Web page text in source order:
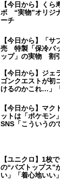
【今日から】く
ボ “実物”オリジ
ーチ
【今日から】「
売 特製「保冷バ
ップ」の実物 割
【今日から】ジ
ゴンクエストが
けるのかこれ…」
【今日から】マ
ットは「ポケモ
SNS「こういうの
【ユニクロ】1枚
の“バズトップス”
い」「着心地いい